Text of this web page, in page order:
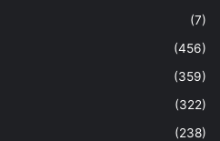
(7)
(456)
(359)
(322)
(238)